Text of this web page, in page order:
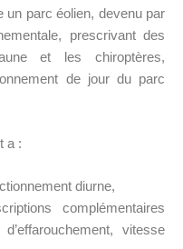
un parc éolien, devenu par
prescrivant des
et les chiroptères,
de jour du parc
a :
diurne,
complémentaires
vitesse